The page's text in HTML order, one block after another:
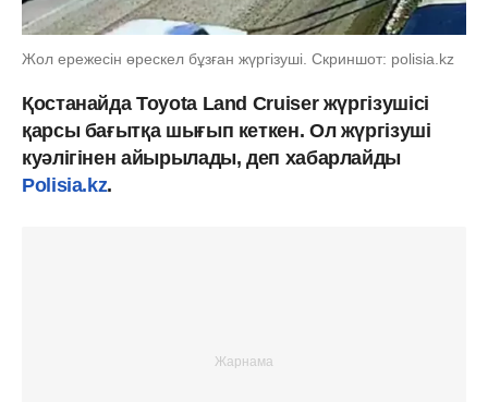
Жол ережесін өрескел бұзған жүргізуші. Скриншот: polisia.kz
Қостанайда Toyota Land Cruiser жүргізушісі
қарсы бағытқа шығып кеткен. Ол жүргізуші
куәлігінен айырылады, деп хабарлайды
Polisia.kz.